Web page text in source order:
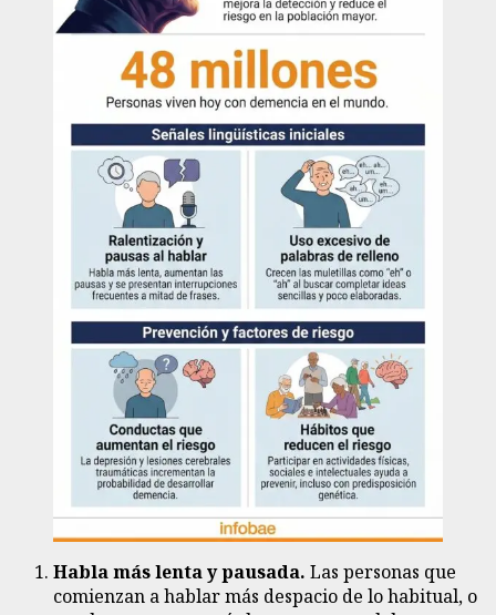
Habla más lenta y pausada. Las personas que
comienzan a hablar más despacio de lo habitual, o